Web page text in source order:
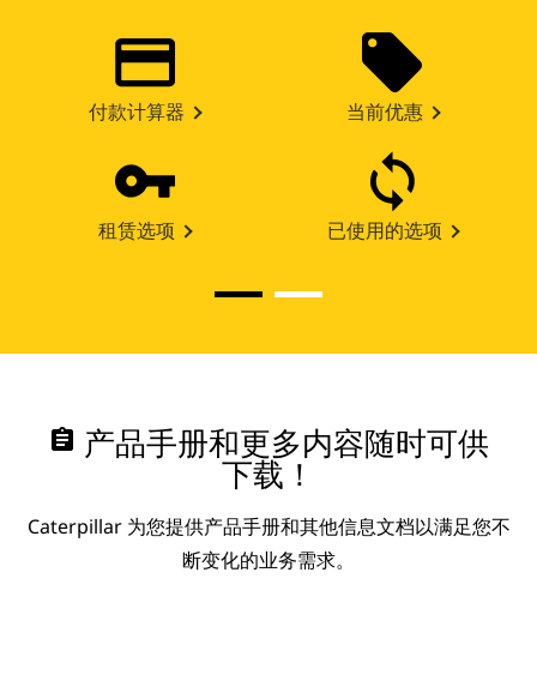
付款计算器 当前优惠
租赁选项 已使用的选项
assignment 产品手册和更多内容随时可供
下载！
Caterpillar 为您提供产品手册和其他信息文档以满足您不
断变化的业务需求。